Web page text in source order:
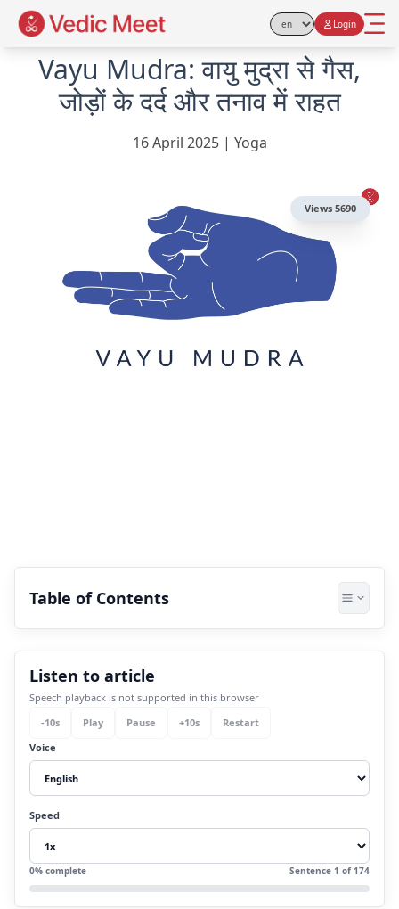
Select Language
Login
Vayu Mudra: वायु मुद्रा से गैस,
जोड़ों के दर्द और तनाव में राहत
16 April 2025| Yoga
Views 5690
Table of Contents
1.क्या है Vayu Mudra?
2.कैसे करें Vayu Mudra? (Process of Vayu
Mudra)
Vayu Mudra)
3.11. गैस, अपच और पेट फूलने से राहत
3.22. जोड़ों के दर्द और गठिया में आराम
3.33. तंत्रिका तंत्र को संतुलन प्रदान करती है
3.44. मानसिक बेचैनी और तनाव को कम करे
Listen to article
Speech playback is not supported in this browser
-10s Play Pause +10s
Restart
Voice
Speed
0% complete Sentence 1 of 174